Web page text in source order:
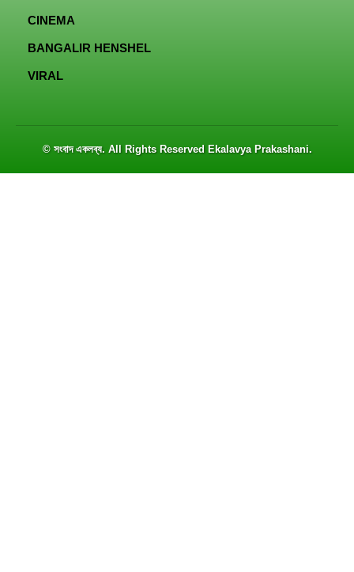
CINEMA
BANGALIR HENSHEL
VIRAL
© সংবাদ একলব্য. All Rights Reserved Ekalavya Prakashani.